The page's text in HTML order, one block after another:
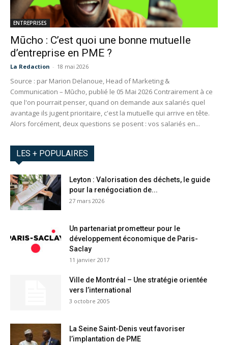
ENTREPRISES
Mūcho : C’est quoi une bonne mutuelle
d’entreprise en PME ?
La Redaction - 18 mai 2026
Source : par Marion Delanoue, Head of Marketing &
Communication – Mūcho, publié le 05 Mai 2026 Contrairement à ce
que l'on pourrait penser, quand on demande aux salariés quel
avantage ils jugent prioritaire, c'est la mutuelle qui arrive en tête.
Alors forcément, deux questions se posent : vos salariés en...
LES + POPULAIRES
Leyton : Valorisation des déchets, le guide
pour la renégociation de...
27 mars 2026
Un partenariat prometteur pour le
développement économique de Paris-
Saclay
11 janvier 2017
Ville de Montréal – Une stratégie orientée
vers l’international
3 octobre 2005
La Seine Saint-Denis veut favoriser
l’implantation de PME